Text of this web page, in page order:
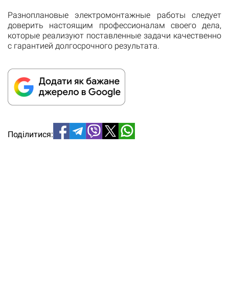
Разноплановые электромонтажные работы следует
доверить настоящим профессионалам своего дела,
которые реализуют поставленные задачи качественно
с гарантией долгосрочного результата.
Поділитися: